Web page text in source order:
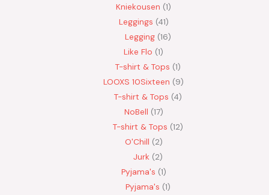
Kniekousen 1
Leggings 41
Legging 16
Like Flo 1
T-shirt & Tops 1
LOOXS 10Sixteen
9
T-shirt & Tops 4
NoBell 17
T-shirt & Tops 12
O'Chill 2
Jurk
2
Pyjama's 1
Pyjama's 1